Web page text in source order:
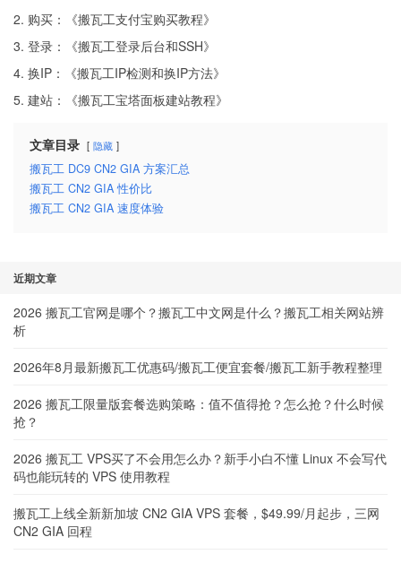
2. 购买：《搬瓦工支付宝购买教程》
3. 登录：《搬瓦工登录后台和SSH》
4. 换IP：《搬瓦工IP检测和换IP方法》
5. 建站：《搬瓦工宝塔面板建站教程》
文章目录 隐藏
搬瓦工 DC9 CN2 GIA 方案汇总
搬瓦工 CN2 GIA 性价比
搬瓦工 CN2 GIA 速度体验
近期文章
2026 搬瓦工官网是哪个？搬瓦工中文网是什么？搬瓦工相关网站辨
析
2026年8月最新搬瓦工优惠码/搬瓦工便宜套餐/搬瓦工新手教程整理
2026 搬瓦工限量版套餐选购策略：值不值得抢？怎么抢？什么时候
抢？
2026 搬瓦工 VPS买了不会用怎么办？新手小白不懂 Linux 不会写代
码也能玩转的 VPS 使用教程
搬瓦工上线全新新加坡 CN2 GIA VPS 套餐，$49.99/月起步，三网
CN2 GIA 回程